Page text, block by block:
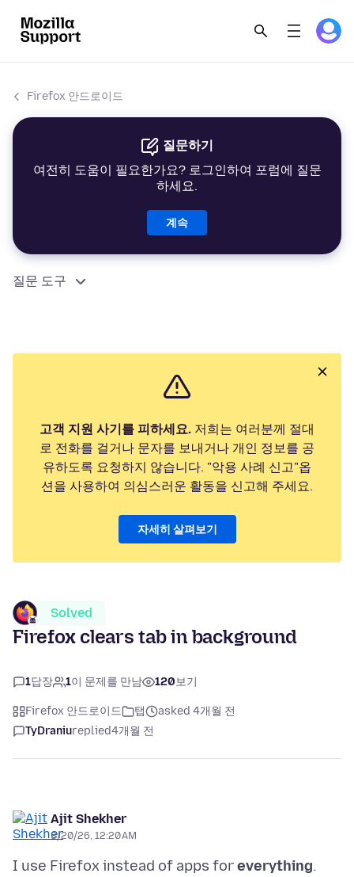
Firefox 안드로이드
질문하기
여전히 도움이 필요한가요? 로그인하여 포럼에 질문
하세요.
계속
질문 도구
고객 지원 사기를 피하세요. 저희는 여러분께 절대
로 전화를 걸거나 문자를 보내거나 개인 정보를 공
유하도록 요청하지 않습니다. "악용 사례 신고"옵
션을 사용하여 의심스러운 활동을 신고해 주세요.
자세히 살펴보기
Solved
Firefox clears tab in background
1답장 1이 문제를 만남 120보기
Firefox 안드로이드 탭
asked 4개월 전
TyDraniureplied4개월 전
Ajit Shekher
3/20/26, 12:20 AM
I use Firefox instead of apps foreverything.